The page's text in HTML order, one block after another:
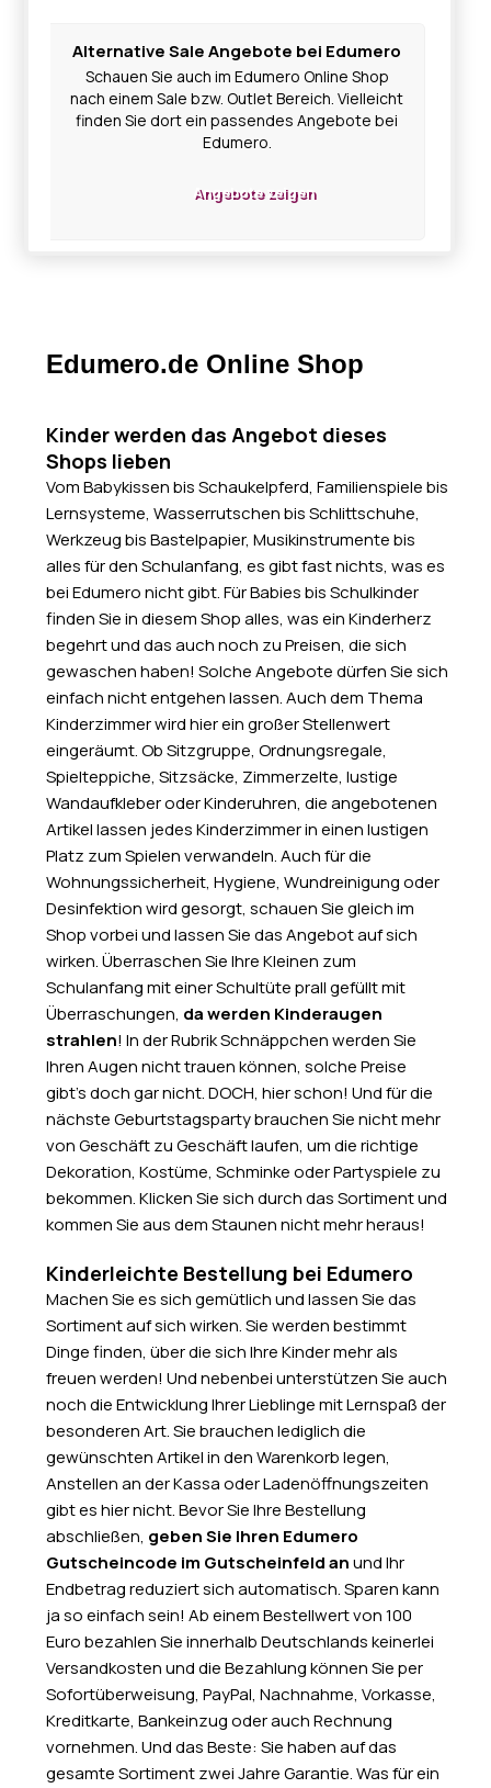
Alternative Sale Angebote bei Edumero
Schauen Sie auch im Edumero Online Shop
nach einem Sale bzw. Outlet Bereich. Vielleicht
finden Sie dort ein passendes Angebote bei
Edumero.
Angebote zeigen
Edumero.de Online Shop
Kinder werden das Angebot dieses
Shops lieben
Vom Babykissen bis Schaukelpferd, Familienspiele bis
Lernsysteme, Wasserrutschen bis Schlittschuhe,
Werkzeug bis Bastelpapier, Musikinstrumente bis
alles für den Schulanfang, es gibt fast nichts, was es
bei Edumero nicht gibt. Für Babies bis Schulkinder
finden Sie in diesem Shop alles, was ein Kinderherz
begehrt und das auch noch zu Preisen, die sich
gewaschen haben! Solche Angebote dürfen Sie sich
einfach nicht entgehen lassen. Auch dem Thema
Kinderzimmer wird hier ein großer Stellenwert
eingeräumt. Ob Sitzgruppe, Ordnungsregale,
Spielteppiche, Sitzsäcke, Zimmerzelte, lustige
Wandaufkleber oder Kinderuhren, die angebotenen
Artikel lassen jedes Kinderzimmer in einen lustigen
Platz zum Spielen verwandeln. Auch für die
Wohnungssicherheit, Hygiene, Wundreinigung oder
Desinfektion wird gesorgt, schauen Sie gleich im
Shop vorbei und lassen Sie das Angebot auf sich
wirken. Überraschen Sie Ihre Kleinen zum
Schulanfang mit einer Schultüte prall gefüllt mit
Überraschungen, da werden Kinderaugen
strahlen! In der Rubrik Schnäppchen werden Sie
Ihren Augen nicht trauen können, solche Preise
gibt’s doch gar nicht. DOCH, hier schon! Und für die
nächste Geburtstagsparty brauchen Sie nicht mehr
von Geschäft zu Geschäft laufen, um die richtige
Dekoration, Kostüme, Schminke oder Partyspiele zu
bekommen. Klicken Sie sich durch das Sortiment und
kommen Sie aus dem Staunen nicht mehr heraus!
Kinderleichte Bestellung bei Edumero
Machen Sie es sich gemütlich und lassen Sie das
Sortiment auf sich wirken. Sie werden bestimmt
Dinge finden, über die sich Ihre Kinder mehr als
freuen werden! Und nebenbei unterstützen Sie auch
noch die Entwicklung Ihrer Lieblinge mit Lernspaß der
besonderen Art. Sie brauchen lediglich die
gewünschten Artikel in den Warenkorb legen,
Anstellen an der Kassa oder Ladenöffnungszeiten
gibt es hier nicht. Bevor Sie Ihre Bestellung
abschließen, geben Sie Ihren Edumero
Gutscheincode im Gutscheinfeld anund Ihr
Endbetrag reduziert sich automatisch. Sparen kann
ja so einfach sein! Ab einem Bestellwert von 100
Euro bezahlen Sie innerhalb Deutschlands keinerlei
Versandkosten und die Bezahlung können Sie per
Sofortüberweisung, PayPal, Nachnahme, Vorkasse,
Kreditkarte, Bankeinzug oder auch Rechnung
vornehmen. Und das Beste: Sie haben auf das
gesamte Sortiment zwei Jahre Garantie. Was für ein